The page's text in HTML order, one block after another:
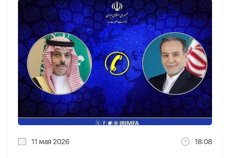
11 мая 2026 18:08